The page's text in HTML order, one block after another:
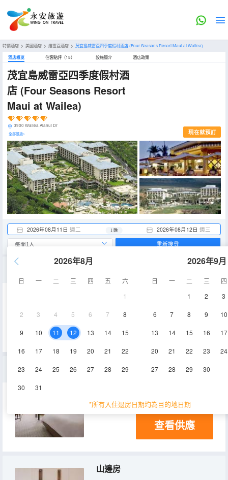
特價酒店 > 美國酒店 > 維雷亞酒店 > 茂宜島威雷亞四季度假村酒店(Four Seasons Resort Maui at Wailea)
酒店概览 住客點評（15） 設施簡介 酒店政策
茂宜島威雷亞四季度假村酒
店 (Four Seasons Resort
Maui at Wailea)
3900 Wailea Alanui Dr
全部設施> 現在就預訂
2026年08月11日 週二 2026年08月12日 週三
1 晚
2026年8月
日 一 二 三 四 五
六
1
2 3 4 5 6 7 8
9 10 11 12 13 14 15
16 17 18 19 20 21 22
23 24 25 26 27 28 29
30 31
2026年9月
日 一 二 三
四
1
2 3
6 7 8 9 10
13 14 15 16 17
20 21 22 23 24
27 28 29 30
*所有入住退房日期均為目的地日期
重新搜尋
電視機
海景豪華俱樂部特大床房
56㎡ 空調 電視機
查看供應
山邊房